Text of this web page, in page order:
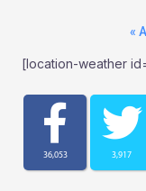
«
[location-weather
36,053 3,917